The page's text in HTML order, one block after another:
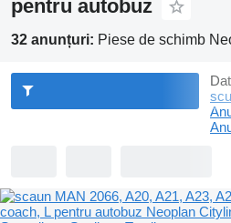
pentru autobuz
32 anunțuri: Piese de schimb